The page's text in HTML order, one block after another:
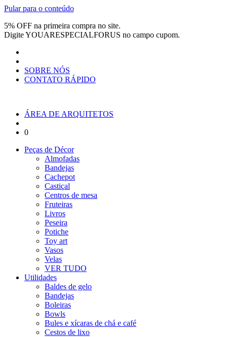
Pular para o conteúdo
5% OFF na primeira compra no site.
DigiteYOUARESPECIALFORUS no campo cupom.
SOBRE NÓS
CONTATO RÁPIDO
ÁREA DE ARQUITETOS
0
Peças de Décor
Almofadas
Bandejas
Cachepot
Castiçal
Centros de mesa
Fruteiras
Livros
Peseira
Potiche
Toy art
Vasos
Velas
VER TUDO
Utilidades
Baldes de gelo
Bandejas
Boleiras
Bowls
Bules e xícaras de chá e café
Cestos de lixo